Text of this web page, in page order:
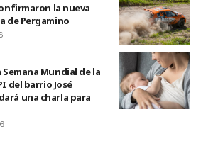
la nueva
de Pergamino
Semana Mundial de la
del barrio José
una charla para